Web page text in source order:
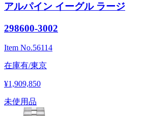
アルパイン イーグル ラージ
298600-3002
Item No.56114
在庫有/東京
¥1,909,850
未使用品